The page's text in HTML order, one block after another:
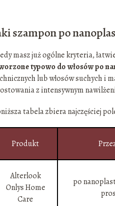
szampon po
masz już ogólne kryteria,
typowo do włosów po
lub włosów suchych i
z intensywnym
tabela zbiera najczęściej
Produkt
Alterlook
Onlys Home
Care
po